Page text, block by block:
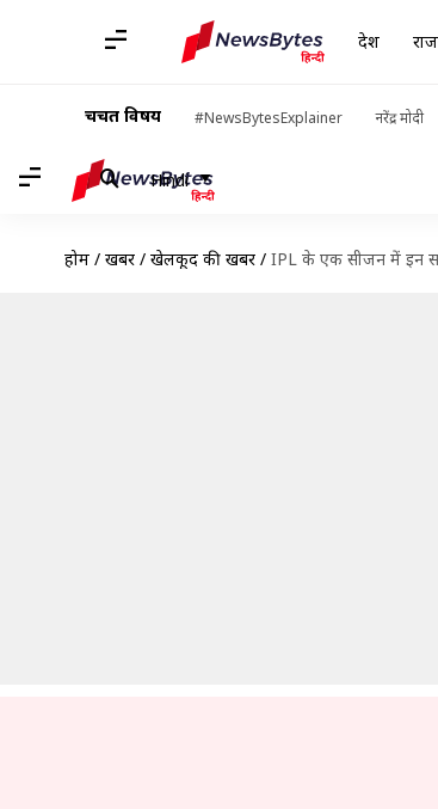
देश
चर्चित विषय #NewsBytesExplainer नरेंद्र मोदी
Hindi
होम / खबरें / खेलकूद की खबरें / IPL के एक सीजन में इन